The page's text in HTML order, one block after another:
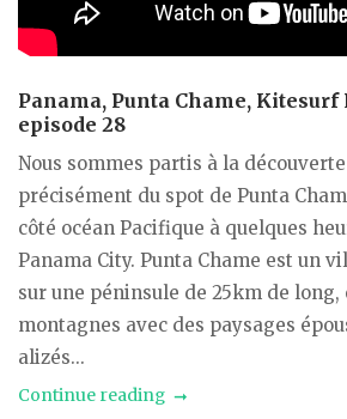
Panama, Punta Chame, Kitesurf
episode 28
Nous sommes partis à la
précisément du spot de Punta
côté océan Pacifique à quelques
Panama City. Punta Chame est un
sur une péninsule de 25km de
montagnes avec des paysages
alizés...
Continue reading